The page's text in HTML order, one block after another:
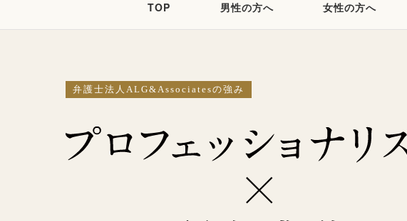
TOP 男性の方へ 女性の方へ
弁護士法人ALG&Associatesの強み